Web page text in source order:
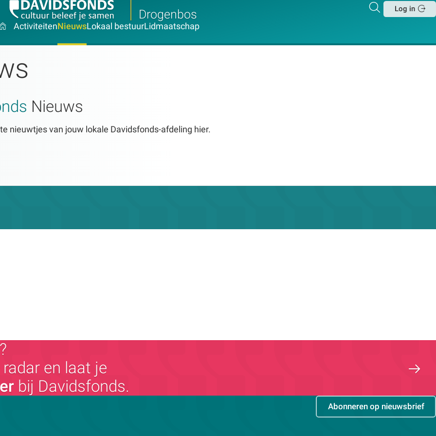
Drogenbos
Zoeken
Log in
ActiviteitenNieuwsLokaal bestuurLidmaatschap
Nieuws
nieuwtjes van jouw lokale Davidsfonds-afdeling hier.
en laat je
bij Davidsfonds.
Abonneren op nieuwsbrief